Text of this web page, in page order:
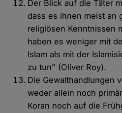
Der Blick auf die Täter
dass es ihnen meist an
religiösen Kenntnissen
haben es weniger mit
Islam als mit der
zu tun" (Oliver Roy).
Die Gewalthandlungen
weder allein noch
Koran noch auf die